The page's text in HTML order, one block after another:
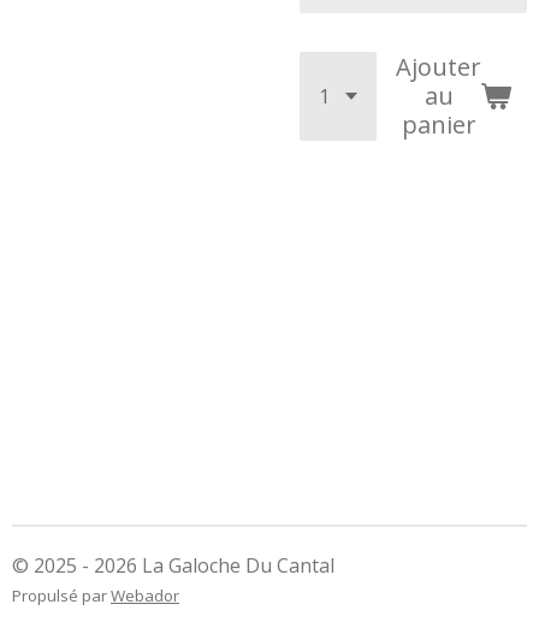
Ajouter
au
panier
© 2025 - 2026 La Galoche Du Cantal
Propulsé parWebador